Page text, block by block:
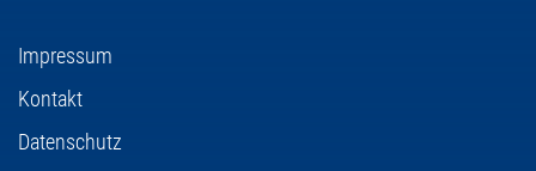
Impressum
Kontakt
Datenschutz